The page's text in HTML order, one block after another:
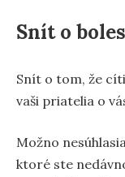
Snít o
Snít o tom, že
vaši priatelia o
Možno
ktoré ste